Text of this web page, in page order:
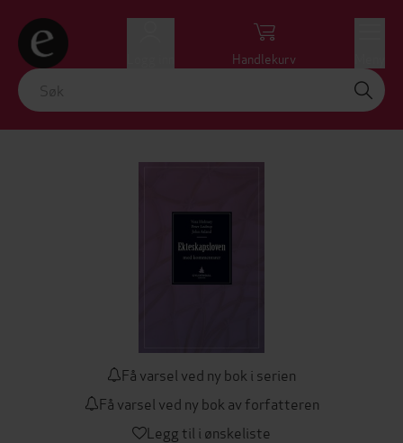
Handlekurv
Få varsel ved ny bok i serien
Få varsel ved ny bok av forfatteren
Legg til i ønskeliste